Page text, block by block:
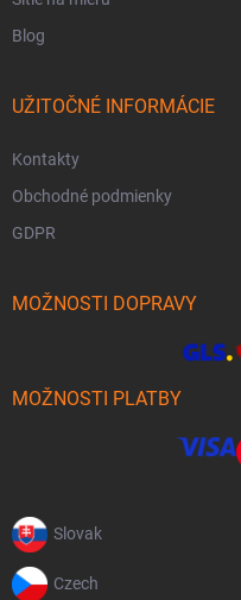
Blog
UŽITOČNÉ INFORMÁCIE
Kontakty
Obchodné podmienky
GDPR
MOŽNOSTI DOPRAVY
MOŽNOSTI PLATBY
Slovak
Czech